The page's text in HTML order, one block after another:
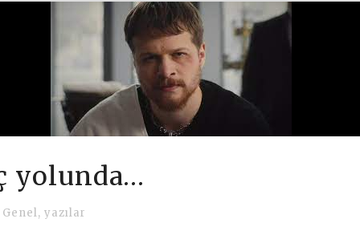
yolunda…
Genel, yazılar